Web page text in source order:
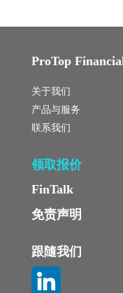
ProTop
关于我们
产品与服务
联系我们
领取报价
FinTalk
免责声明
跟隨我们